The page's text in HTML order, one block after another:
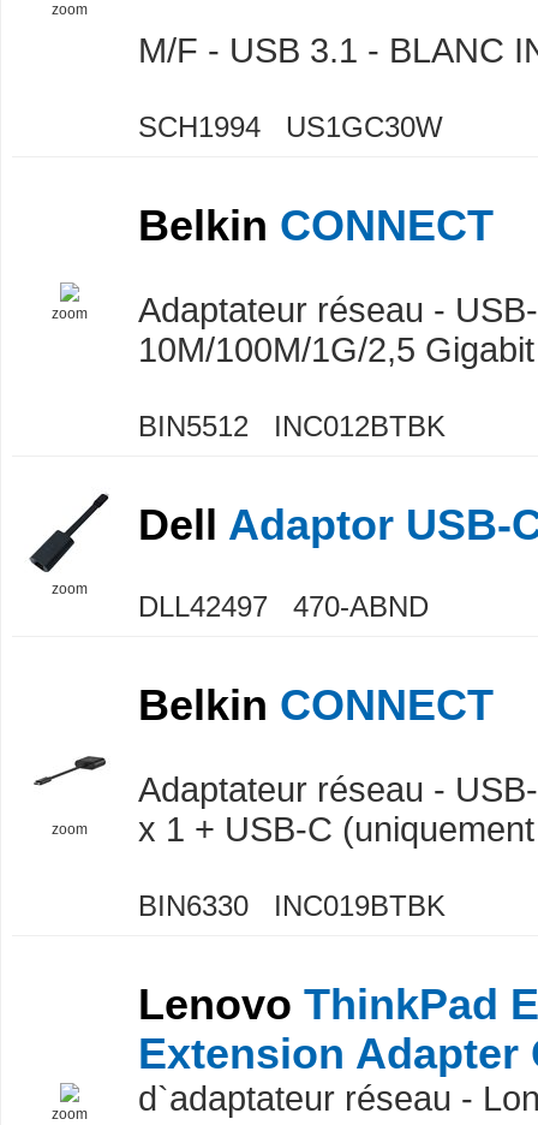
zoom
M/F - USB 3.1 - BLANC
SCH1994 US1GC30W
zoom
Belkin CONNECT
Adaptateur réseau -
10M/100M/1G/2,5
BIN5512 INC012BTBK
zoom
Dell Adaptor USB-
DLL42497 470-ABND
zoom
Belkin CONNECT
Adaptateur réseau -
x 1 + USB-C
BIN6330 INC019BTBK
zoom
Lenovo ThinkPad
Extension Adapter
d`adaptateur réseau -